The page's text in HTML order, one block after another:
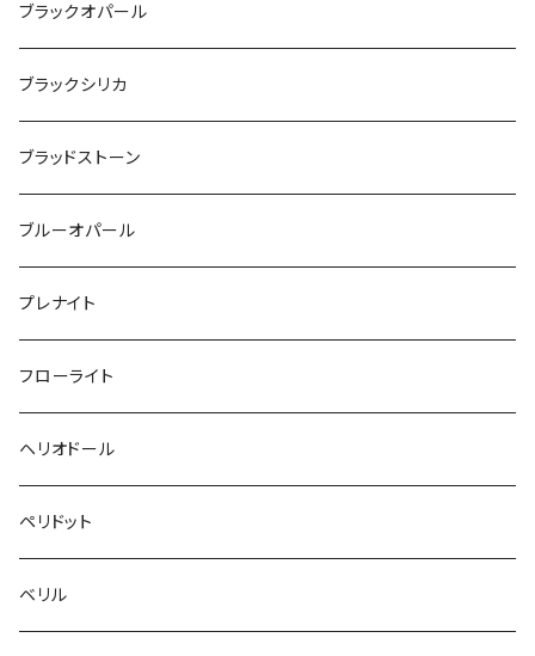
ブラックオパール
ブラックシリカ
ブラッドストーン
ブルーオパール
プレナイト
フローライト
ヘリオドール
ペリドット
ベリル